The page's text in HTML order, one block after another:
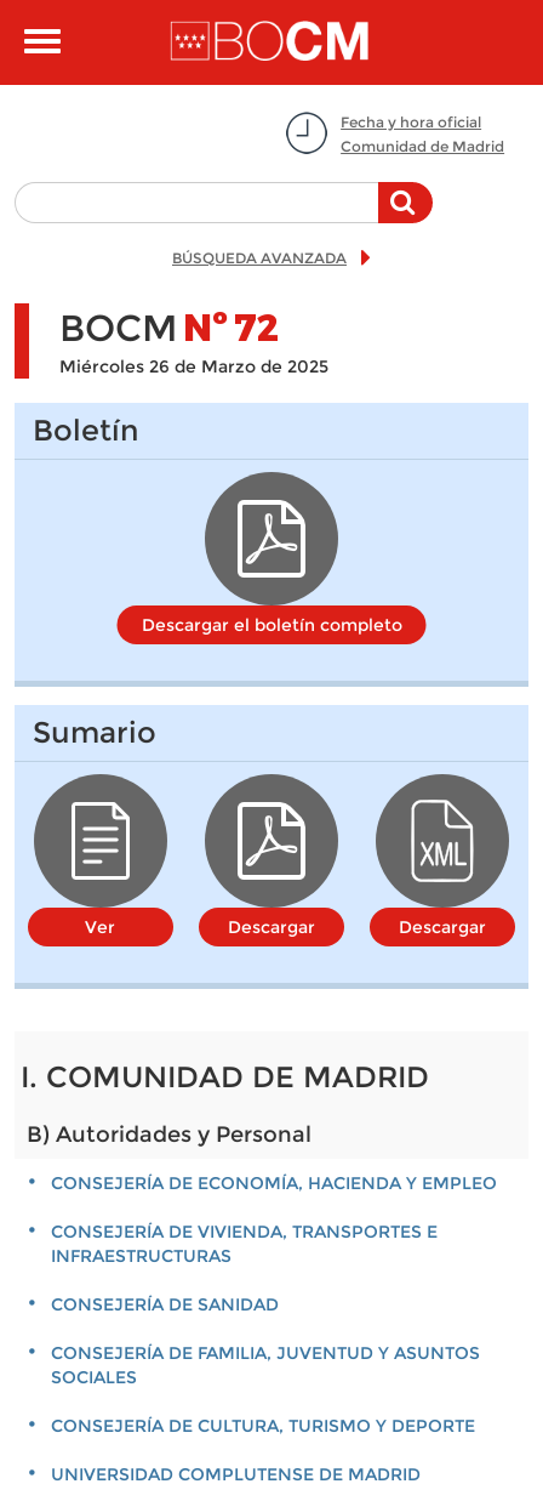
Toggle
Fecha y hora oficial
Comunidad de Madrid
BÚSQUEDA AVANZADA
BOCM Nº72
Miércoles 26 de Marzo de 2025
Boletín
Descargar el boletín completo
Sumario
Ver Descargar Descargar
I. COMUNIDAD DE MADRID
B) Autoridades y Personal
CONSEJERÍA DE ECONOMÍA, HACIENDA Y EMPLEO
CONSEJERÍA DE VIVIENDA, TRANSPORTES E
INFRAESTRUCTURAS
CONSEJERÍA DE SANIDAD
CONSEJERÍA DE FAMILIA, JUVENTUD Y ASUNTOS
SOCIALES
CONSEJERÍA DE CULTURA, TURISMO Y DEPORTE
UNIVERSIDAD COMPLUTENSE DE MADRID